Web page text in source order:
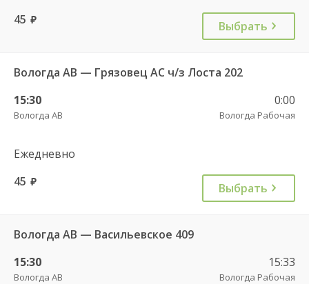
45 руб. Выбрать
Вологда АВ — Грязовец АС ч/з Лоста 202
15:30
Вологда АВ
0:00
Вологда Рабочая
Ежедневно
45 руб. Выбрать
Вологда АВ — Васильевское 409
15:30
Вологда АВ
15:33
Вологда Рабочая